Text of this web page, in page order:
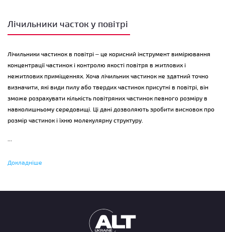
Лічильники часток у повітрі
Лічильники частинок в повітрі – це корисний інструмент вимірювання
концентрації частинок і контролю якості повітря в житлових і
нежитлових приміщеннях. Хоча лічильник частинок не здатний точно
визначити, які види пилу або твердих частинок присутні в повітрі, він
зможе розрахувати кількість повітряних частинок певного розміру в
навколишньому середовищі. Ці дані дозволяють зробити висновок про
розмір частинок і їхню молекулярну структуру.
Вплив вихлопних газів, диму, шкідливих забруднювачів і небезпечного
виробництва меблів і текстилю, електроенергії на викопному паливі,
індустрії переробки відходів, металообробки, адитивного виробництва
Докладніше